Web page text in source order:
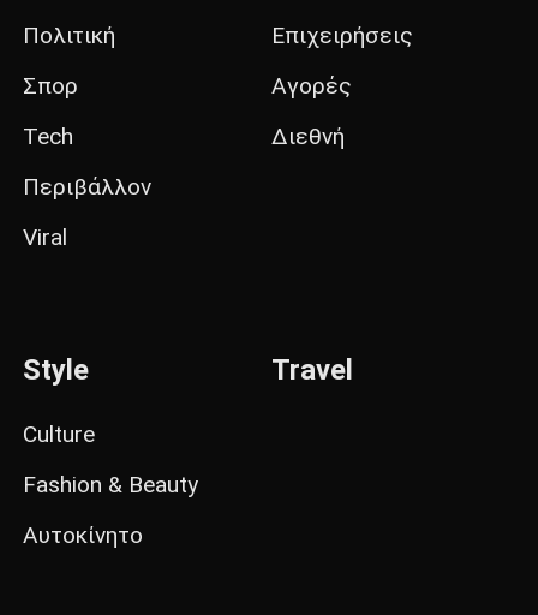
Πολιτική
Σπορ
Tech
Περιβάλλον
Viral
Επιχειρήσεις
Αγορές
Διεθνή
Style
Culture
Fashion & Beauty
Αυτοκίνητο
Travel